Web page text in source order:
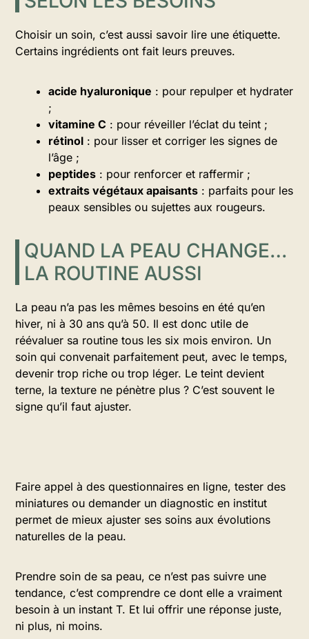
Choisir un soin, c’est aussi savoir lire une étiquette.
Certains ingrédients ont fait leurs preuves.
acide hyaluronique : pour repulper et hydrater
;
vitamine C : pour réveiller l’éclat du teint ;
rétinol : pour lisser et corriger les signes de
l’âge ;
peptides : pour renforcer et raffermir ;
extraits végétaux apaisants : parfaits pour les
peaux sensibles ou sujettes aux rougeurs.
QUAND LA PEAU CHANGE…
LA ROUTINE AUSSI
La peau n’a pas les mêmes besoins en été qu’en
hiver, ni à 30 ans qu’à 50. Il est donc utile de
réévaluer sa routine tous les six mois environ. Un
soin qui convenait parfaitement peut, avec le temps,
devenir trop riche ou trop léger. Le teint devient
terne, la texture ne pénètre plus ? C’est souvent le
signe qu’il faut ajuster.
Faire appel à des questionnaires en ligne, tester des
miniatures ou demander un diagnostic en institut
permet de mieux ajuster ses soins aux évolutions
naturelles de la peau.
Prendre soin de sa peau, ce n’est pas suivre une
tendance, c’est comprendre ce dont elle a vraiment
besoin à un instant T. Et lui offrir une réponse juste,
ni plus, ni moins.